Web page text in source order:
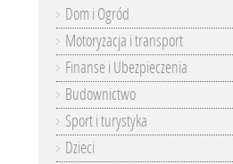
Dom i Ogród
Motoryzacja i transport
Finanse i Ubezpieczenia
Budownictwo
Sport i turystyka
Dzieci